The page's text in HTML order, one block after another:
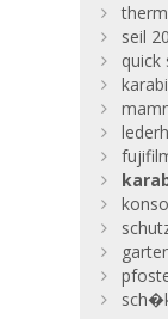
seil
quick